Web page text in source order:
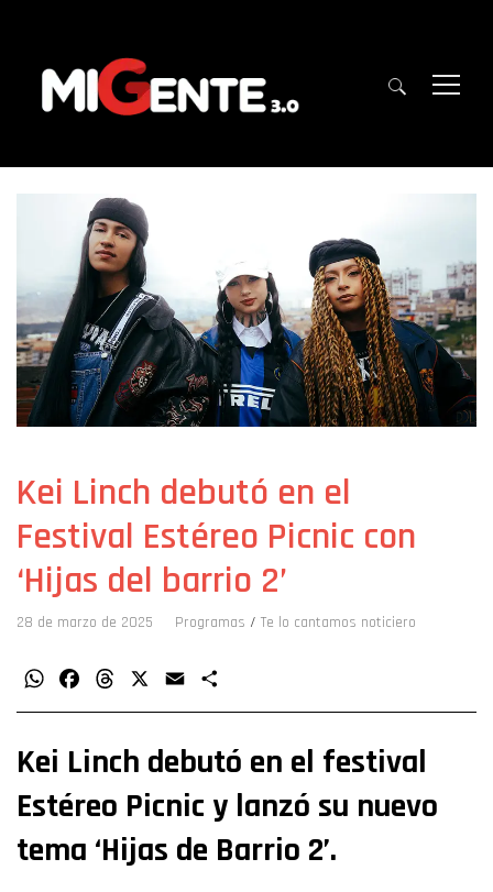
Kei Linch debutó en el
Festival Estéreo Picnic con
‘Hijas del barrio 2’
28 de marzo de 2025 Programas / Te lo cantamos noticiero
WhatsAppFacebookThreads Email
Kei Linch debutó en el festival
Estéreo Picnic y lanzó su nuevo
tema ‘Hijas de Barrio 2’.